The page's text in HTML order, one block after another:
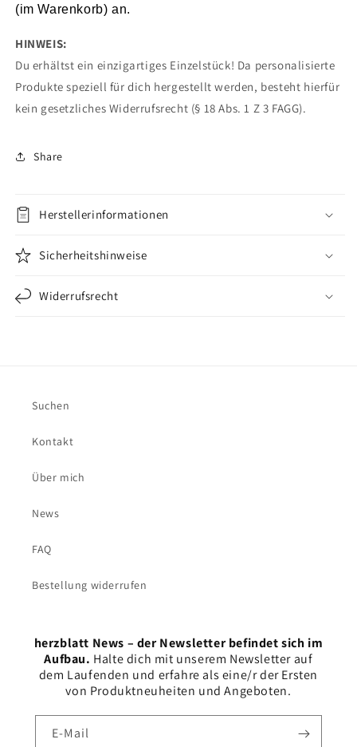
(im Warenkorb) an.
HINWEIS:
Du erhältst ein einzigartiges Einzelstück! Da personalisierte
Produkte speziell für dich hergestellt werden, besteht hierfür
kein gesetzliches Widerrufsrecht (§ 18 Abs. 1 Z 3 FAGG).
Share
Herstellerinformationen
Sicherheitshinweise
Widerrufsrecht
Suchen
Kontakt
Über mich
News
FAQ
Bestellung widerrufen
herzblatt News – der Newsletter befindet sich im
Aufbau. Halte dich mit unserem Newsletter auf
dem Laufenden und erfahre als eine/r der Ersten
von Produktneuheiten und Angeboten.
E-Mail